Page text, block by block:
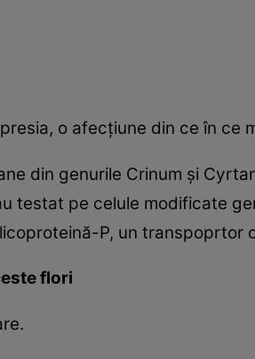
o afecţiune din ce în ce
din genurile Crinum şi
testat pe celule modificate
P, un transpoprtor
flori